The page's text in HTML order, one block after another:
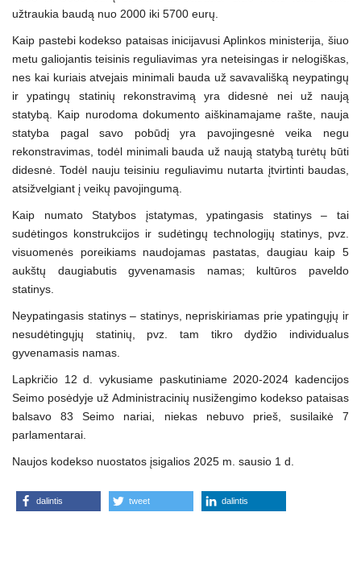
užtraukia baudą nuo 2000 iki 5700 eurų.
Kaip pastebi kodekso pataisas inicijavusi Aplinkos ministerija, šiuo
metu galiojantis teisinis reguliavimas yra neteisingas ir nelogiškas,
nes kai kuriais atvejais minimali bauda už savavališką neypatingų
ir ypatingų statinių rekonstravimą yra didesnė nei už naują
statybą. Kaip nurodoma dokumento aiškinamajame rašte, nauja
statyba pagal savo pobūdį yra pavojingesnė veika negu
rekonstravimas, todėl minimali bauda už naują statybą turėtų būti
didesnė. Todėl nauju teisiniu reguliavimu nutarta įtvirtinti baudas,
atsižvelgiant į veikų pavojingumą.
Kaip numato Statybos įstatymas, ypatingasis statinys – tai
sudėtingos konstrukcijos ir sudėtingų technologijų statinys, pvz.
visuomenės poreikiams naudojamas pastatas, daugiau kaip 5
aukštų daugiabutis gyvenamasis namas; kultūros paveldo
statinys.
Neypatingasis statinys – statinys, nepriskiriamas prie ypatingųjų ir
nesudėtingųjų statinių, pvz. tam tikro dydžio individualus
gyvenamasis namas.
Lapkričio 12 d. vykusiame paskutiniame 2020-2024 kadencijos
Seimo posėdyje už Administracinių nusižengimo kodekso pataisas
balsavo 83 Seimo nariai, niekas nebuvo prieš, susilaikė 7
parlamentarai.
Naujos kodekso nuostatos įsigalios 2025 m. sausio 1 d.
dalintis tweet dalintis